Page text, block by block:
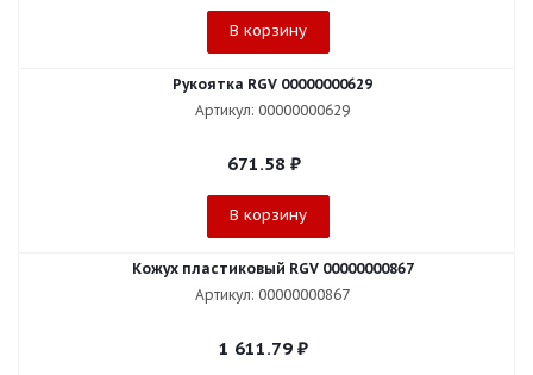
В корзину
Рукоятка RGV 00000000629
Артикул: 00000000629
671.58₽
В корзину
Кожух пластиковый RGV 00000000867
Артикул: 00000000867
1 611.79 ₽